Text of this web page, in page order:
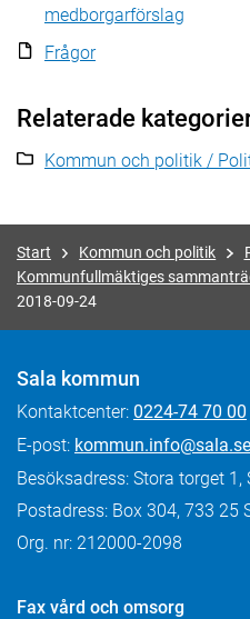
medborgarförslag
Frågor
Relaterade
Kommun och politik /
Start Kommun och politik
Kommunfullmäktiges
2018-09-24
Sala kommun
Kontaktcenter: 0224-74 70 00
E-post: kommun.info@sala.se
Besöksadress: Stora torget 1,
Postadress: Box 304, 733 25
Org. nr: 212000-2098
Fax vård och omsorg